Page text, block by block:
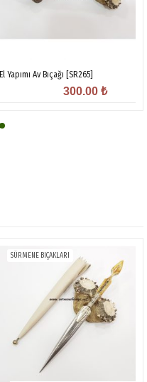
El Yapımı Av Bıçağı [SR265]
300.00 ₺
SÜRMENE BIÇAKLARI